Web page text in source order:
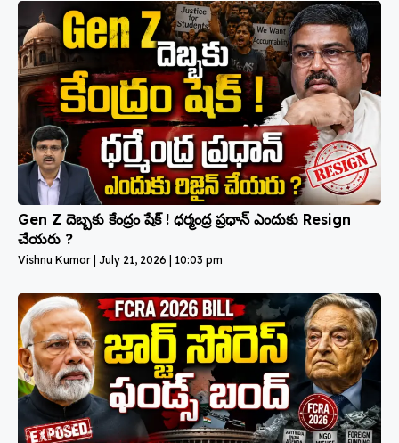
Gen Z దెబ్బకు కేంద్రం షేక్ ! ధర్మంద్ర ప్రధాన్ ఎందుకు Resign
చేయరు ?
Vishnu Kumar July 21, 2026 10:03 pm